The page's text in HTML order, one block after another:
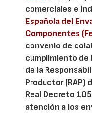
comerciales e
Española del
Componentes
convenio de
cumplimiento de
de la
Productor (RAP)
Real Decreto
atención a los